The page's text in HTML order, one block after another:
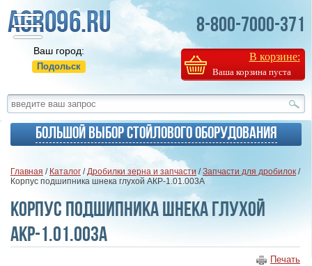
Ваш город:
Подольск
8-800-7000-371
В корзине:
Ваша корзина пуста
Большой выбор стойлового оборудования
Главная / Каталог /Дробилки зерна и запчасти /Запчасти для дробилок /
Корпус подшипника шнека глухой АКР-1.01.003А
Корпус подшипника шнека глухой
АКР-1.01.003А
Печать